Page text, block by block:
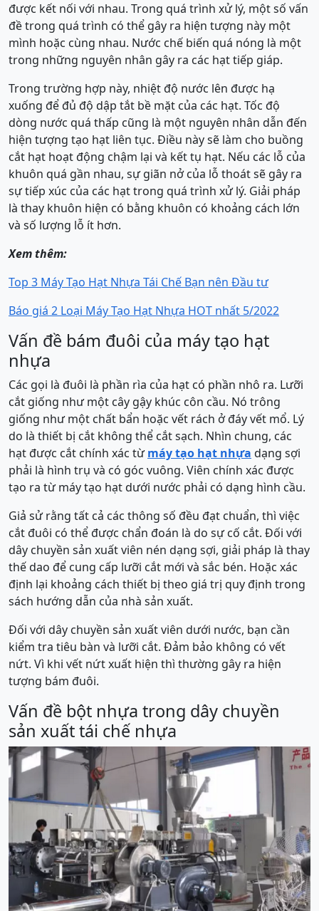
được kết nối với nhau. Trong quá trình xử lý, một số vấn
đề trong quá trình có thể gây ra hiện tượng này một
mình hoặc cùng nhau. Nước chế biến quá nóng là một
trong những nguyên nhân gây ra các hạt tiếp giáp.
Trong trường hợp này, nhiệt độ nước lên được hạ
xuống để đủ độ dập tắt bề mặt của các hạt. Tốc độ
dòng nước quá thấp cũng là một nguyên nhân dẫn đến
hiện tượng tạo hạt liên tục. Điều này sẽ làm cho buồng
cắt hạt hoạt động chậm lại và kết tụ hạt. Nếu các lỗ của
khuôn quá gần nhau, sự giãn nở của lỗ thoát sẽ gây ra
sự tiếp xúc của các hạt trong quá trình xử lý. Giải pháp
là thay khuôn hiện có bằng khuôn có khoảng cách lớn
và số lượng lỗ ít hơn.
Xem thêm:
Top 3 Máy Tạo Hạt Nhựa Tái Chế Bạn nên Đầu tư
Báo giá 2 Loại Máy Tạo Hạt Nhựa HOT nhất 5/2022
Vấn đề bám đuôi của máy tạo hạt
nhựa
Các gọi là đuôi là phần rìa của hạt có phần nhô ra. Lưỡi
cắt giống như một cây gậy khúc côn cầu. Nó trông
giống như một chất bẩn hoặc vết rách ở đáy vết mổ. Lý
do là thiết bị cắt không thể cắt sạch. Nhìn chung, các
hạt được cắt chính xác từmáy tạo hạt nhựa dạng sợi
phải là hình trụ và có góc vuông. Viên chính xác được
tạo ra từ máy tạo hạt dưới nước phải có dạng hình cầu.
Giả sử rằng tất cả các thông số đều đạt chuẩn, thì việc
cắt đuôi có thể được chẩn đoán là do sự cố cắt. Đối với
dây chuyền sản xuất viên nén dạng sợi, giải pháp là thay
thế dao để cung cấp lưỡi cắt mới và sắc bén. Hoặc xác
định lại khoảng cách thiết bị theo giá trị quy định trong
sách hướng dẫn của nhà sản xuất.
Đối với dây chuyền sản xuất viên dưới nước, bạn cần
kiểm tra tiêu bàn và lưỡi cắt. Đảm bảo không có vết
nứt. Vì khi vết nứt xuất hiện thì thường gây ra hiện
tượng bám đuôi.
Vấn đề bột nhựa trong dây chuyền
sản xuất tái chế nhựa